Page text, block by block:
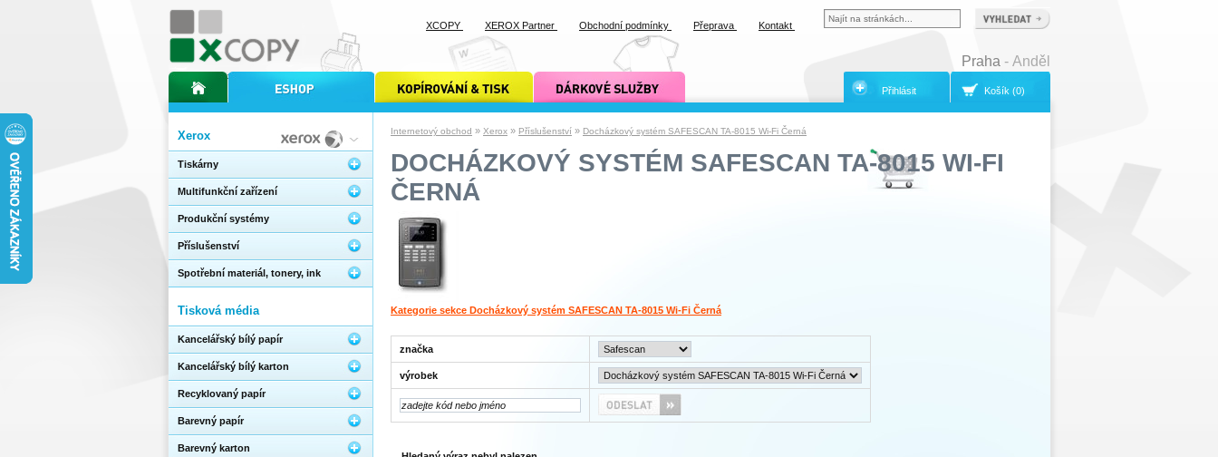
Internetový obchod » Xerox » Příslušenství » Docházkový systém SAFESCAN TA-8015 Wi-Fi Černá
DOCHÁZKOVÝ SYSTÉM SAFESCAN TA-8015 WI-FI
ČERNÁ
Kategorie sekce Docházkový systém SAFESCAN TA-8015 Wi-Fi Černá
značka
výrobek
Xerox
Tiskárny
Multifunkční zařízení
Produkční systémy
Příslušenství
Spotřební materiál, tonery, ink
Tisková média
Kancelářský bílý papír
Kancelářský bílý karton
Recyklovaný papír
Barevný papír
Barevný karton
úvodní stránka xcopyinternetový obchod xcopy kopírování a tisk xcopy dárkové služby xcopy
XCOPY XEROX Partner Obchodní podmínky Přeprava Kontakt
Praha - Anděl
Košík (0)
Přihlásit